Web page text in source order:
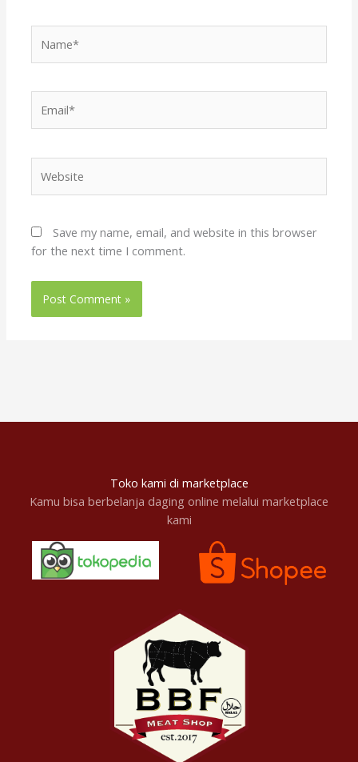
Save my name, email, and website in this browser
for the next time I comment.
Toko kami di marketplace
Kamu bisa berbelanja daging online melalui marketplace
kami